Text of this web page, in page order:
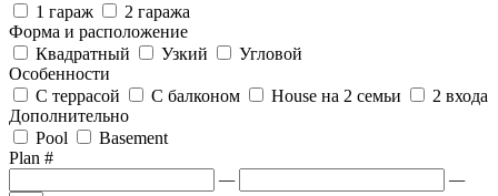
1 гараж
2 гаража
Форма и расположение
Квадратный
Узкий
Угловой
Особенности
С террасой
С балконом House на 2 семьи
2 входа
Дополнительно
Pool
Basement
Plan #
—
—